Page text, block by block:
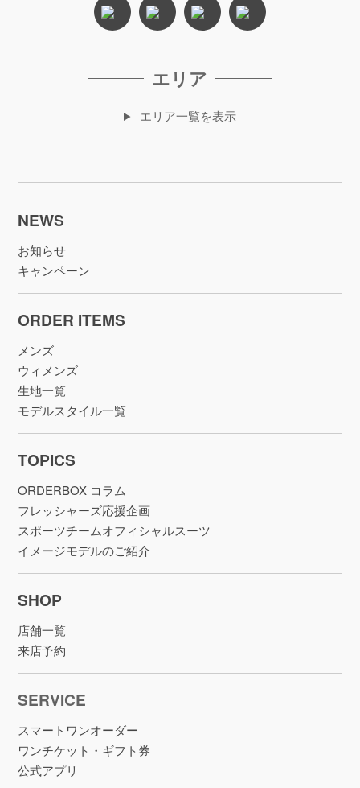
エリア
エリア一覧を表示
NEWS
お知らせ
キャンペーン
ORDER ITEMS
メンズ
ウィメンズ
生地一覧
モデルスタイル一覧
TOPICS
ORDERBOX コラム
フレッシャーズ応援企画
スポーツチームオフィシャルスーツ
イメージモデルのご紹介
SHOP
店舗一覧
来店予約
SERVICE
スマートワンオーダー
ワンチケット・ギフト券
公式アプリ